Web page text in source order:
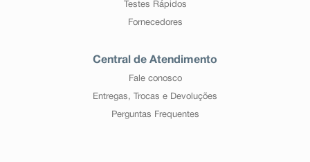
Testes Rápidos
Fornecedores
Central de Atendimento
Fale conosco
Entregas, Trocas e Devoluções
Perguntas Frequentes